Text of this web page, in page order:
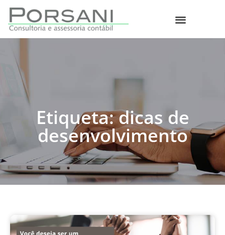
Etiqueta: dicas de
desenvolvimento